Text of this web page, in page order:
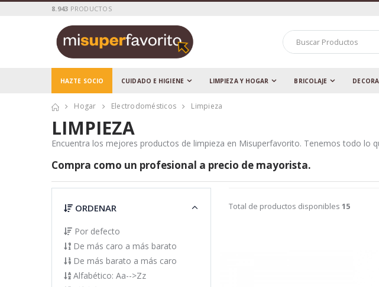
8.943 PRODUCTOS
HAZTE SOCIO CUIDADO E HIGIENE LIMPIEZA Y HOGAR BRICOLAJE
Hogar Electrodomésticos Limpieza
LIMPIEZA
Encuentra los mejores productos de limpieza en Misuperfavorito. Tenemos todo lo
Compra como un profesional a precio de mayorista.
Total de productos disponibles 15
ORDENAR
Por defecto
De más caro a más barato
De más barato a más caro
Alfabético: Aa-->Zz